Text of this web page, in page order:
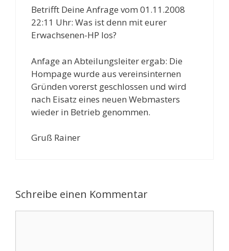
Betrifft Deine Anfrage vom 01.11.2008
22:11 Uhr: Was ist denn mit eurer
Erwachsenen-HP los?
Anfage an Abteilungsleiter ergab: Die
Hompage wurde aus vereinsinternen
Gründen vorerst geschlossen und wird
nach Eisatz eines neuen Webmasters
wieder in Betrieb genommen.
Gruß Rainer
Schreibe einen Kommentar